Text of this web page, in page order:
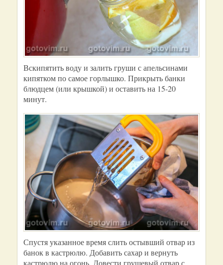
Вскипятить воду и залить груши с апельсинами
кипятком по самое горлышко. Прикрыть банки
блюдцем (или крышкой) и оставить на 15-20
минут.
Спустя указанное время слить остывший отвар из
банок в кастрюлю. Добавить сахар и вернуть
кастрюлю на огонь. Довести грушевый отвар с